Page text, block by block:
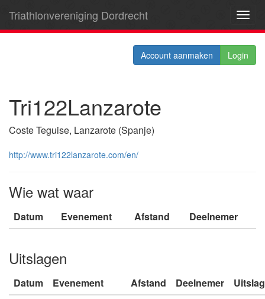
Triathlonvereniging Dordrecht
Account aanmaken Login
Tri122Lanzarote
Coste Teguise, Lanzarote (Spanje)
http://www.tri122lanzarote.com/en/
Wie wat waar
Datum Evenement Afstand Deelnemer
Uitslagen
Datum Evenement Afstand Deelnemer
Uitslag